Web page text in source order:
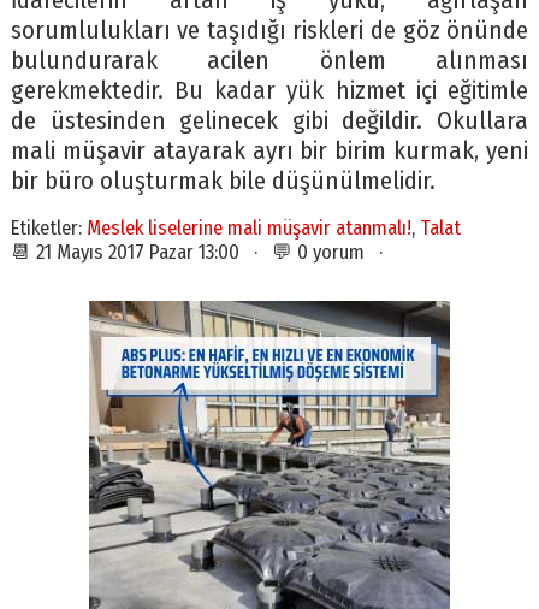
sorumlulukları ve taşıdığı riskleri de göz önünde
bulundurarak acilen önlem alınması
gerekmektedir. Bu kadar yük hizmet içi eğitimle
de üstesinden gelinecek gibi değildir. Okullara
mali müşavir atayarak ayrı bir birim kurmak, yeni
bir büro oluşturmak bile düşünülmelidir.
Etiketler: Meslek liselerine mali müşavir atanmalı!, Talat
📆 21 Mayıs 2017 Pazar 13:00 · 💬 0 yorum ·